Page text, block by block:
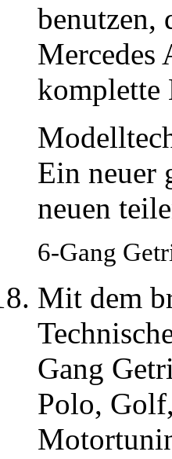
benutzen,
Mercedes
Ein neuer
neuen
6-Gang
Mit dem
Gang
Polo,